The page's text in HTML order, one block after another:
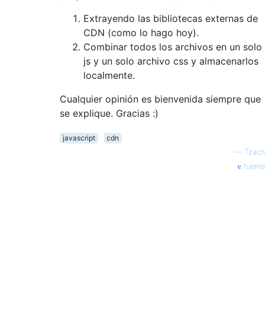
Extrayendo las bibliotecas externas de
CDN (como lo hago hoy).
Combinar todos los archivos en un solo
js y un solo archivo css y almacenarlos
localmente.
Cualquier opinión es bienvenida siempre que
se explique. Gracias :)
javascript
cdn
— Tzach
fuente